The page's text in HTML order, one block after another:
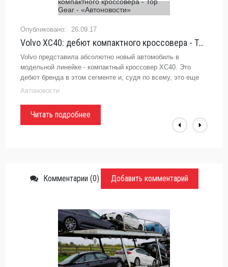
26.09.17
Volvo XC40: дебют компактного кроссовера - Top Gear - «Автоновости»
Volvo представила абсолютно новый автомобиль в
модельной линейке - компактный кроссовер XC40. Это
дебют бренда в этом сегменте и, судя по всему, это еще
далеко не финал.#Volvo#кроссоверЕсли вы продолжаете
Автоновости
Читать подробнее
Комментарии (0) Добавить комментарий